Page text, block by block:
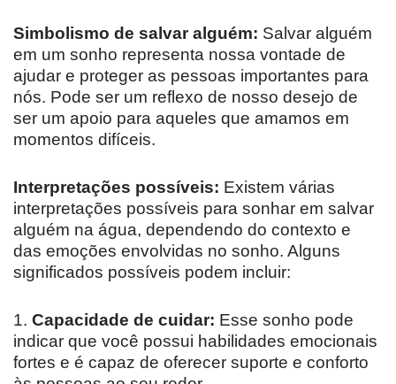
Simbolismo de salvar alguém: Salvar alguém
em um sonho representa nossa vontade de
ajudar e proteger as pessoas importantes para
nós. Pode ser um reflexo de nosso desejo de
ser um apoio para aqueles que amamos em
momentos difíceis.
Interpretações possíveis: Existem várias
interpretações possíveis para sonhar em salvar
alguém na água, dependendo do contexto e
das emoções envolvidas no sonho. Alguns
significados possíveis podem incluir:
1. Capacidade de cuidar: Esse sonho pode
indicar que você possui habilidades emocionais
fortes e é capaz de oferecer suporte e conforto